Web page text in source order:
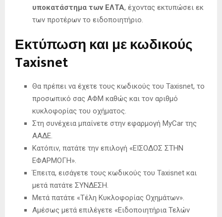
υποκατάστημα των ΕΛΤΑ, έχοντας εκτυπώσει εκ
των προτέρων το ειδοποιητήριο.
Εκτύπωση και με κωδικούς
Taxisnet
Θα πρέπει να έχετε τους κωδικούς του Taxisnet, το
προσωπικό σας ΑΦΜ καθώς και τον αριθμό
κυκλοφορίας του οχήματος.
Στη συνέχεια μπαίνετε στην εφαρμογή MyCar της
ΑΑΔΕ.
Κατόπιν, πατάτε την επιλογή «ΕΙΣΟΔΟΣ ΣΤΗΝ
ΕΦΑΡΜΟΓΗ».
Έπειτα, εισάγετε τους κωδικούς του Taxisnet και
μετά πατάτε ΣΥΝΔΕΣΗ.
Μετά πατάτε «Τέλη Κυκλοφορίας Οχημάτων».
Αμέσως μετά επιλέγετε «Ειδοποιητήρια Τελών